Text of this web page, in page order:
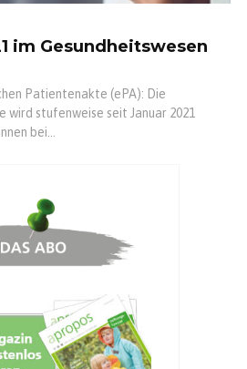
im Gesundheitswesen
Patientenakte (ePA): Die
stufenweise seit Januar 2021
bei...